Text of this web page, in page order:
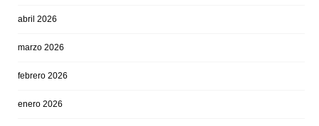
abril 2026
marzo 2026
febrero 2026
enero 2026